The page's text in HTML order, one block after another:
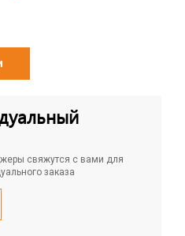
свяжутся с вами для
заказа